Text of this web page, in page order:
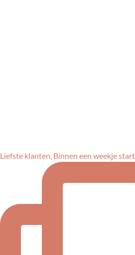
Liefste klanten, Binnen een weekje